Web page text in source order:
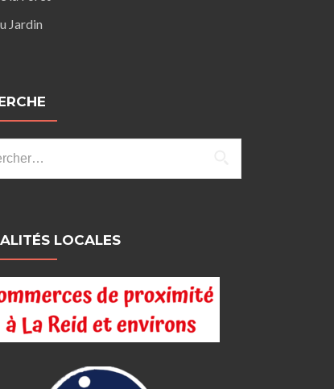
Jardin
LOCALES